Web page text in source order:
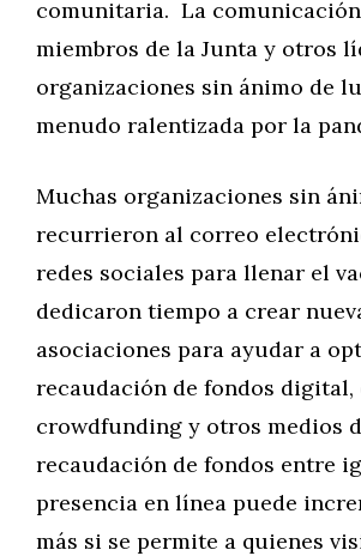
comunitaria. La
miembros de la Junta y otros
organizaciones sin ánimo de
menudo ralentizada por la
Muchas organizaciones sin
recurrieron al correo
redes sociales para llenar el
dedicaron tiempo a crear
asociaciones para ayudar a
recaudación de fondos digital,
crowdfunding y otros medios
recaudación de fondos entre
presencia en línea puede
más si se permite a quienes